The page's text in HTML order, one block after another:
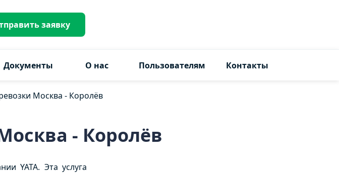
заявку
Документы О нас Пользователям Контакты
Москва - Королёв
- Королёв
YATA. Эта услуга